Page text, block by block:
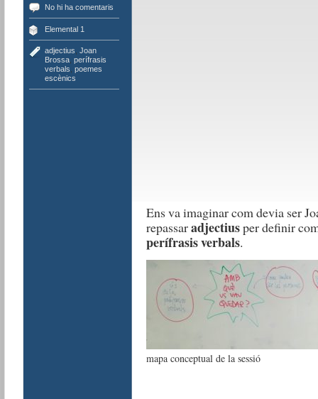
No hi ha comentaris
Elemental 1
adjectius Joan
Brossa, perífrasis
verbals poemes
escènics
Ens va imaginar com devia ser
repassaradjectiusper definir
perífrasis verbals.
mapa conceptual de la sessió